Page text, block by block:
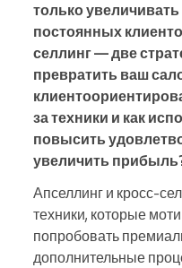
только
постоянных
селлинг — две
превратить ваш
за техники и как
повысить
увеличить
Апселлинг и кросс-
техники, которые
попробовать
дополнительные